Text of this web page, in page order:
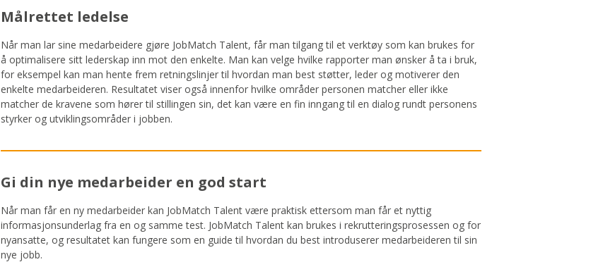
Målrettet ledelse
Når man lar sine medarbeidere gjøre JobMatch Talent, får man tilgang til et verktøy som kan brukes for
å optimalisere sitt lederskap inn mot den enkelte. Man kan velge hvilke rapporter man ønsker å ta i bruk,
for eksempel kan man hente frem retningslinjer til hvordan man best støtter, leder og motiverer den
enkelte medarbeideren. Resultatet viser også innenfor hvilke områder personen matcher eller ikke
matcher de kravene som hører til stillingen sin, det kan være en fin inngang til en dialog rundt personens
styrker og utviklingsområder i jobben.
Gi din nye medarbeider en god start
Når man får en ny medarbeider kan JobMatch Talent være praktisk ettersom man får et nyttig
informasjonsunderlag fra en og samme test. JobMatch Talent kan brukes i rekrutteringsprosessen og for
nyansatte, og resultatet kan fungere som en guide til hvordan du best introduserer medarbeideren til sin
nye jobb.